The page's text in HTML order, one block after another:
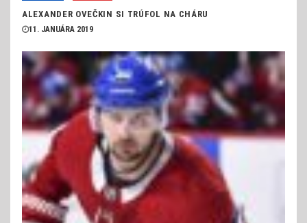
ALEXANDER OVEČKIN SI TRÚFOL NA CHÁRU
11. JANUÁRA 2019